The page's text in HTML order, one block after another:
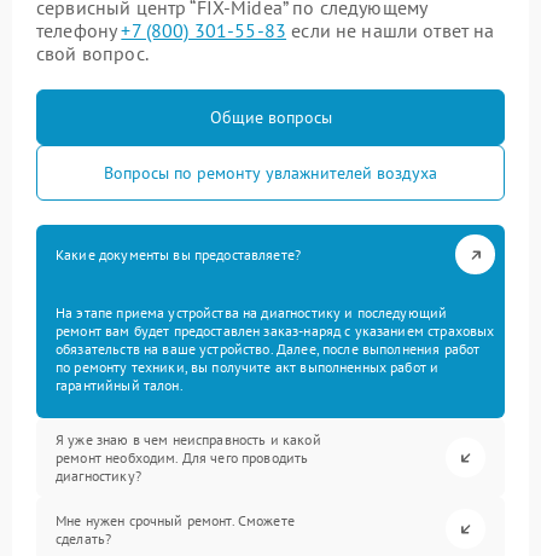
сервисный центр “FIX-Midea” по следующему
телефону+7 (800) 301-55-83 если не нашли ответ на
свой вопрос.
Общие вопросы
Вопросы по ремонту увлажнителей воздуха
Какие документы вы предоставляете?
На этапе приема устройства на диагностику и последующий
ремонт вам будет предоставлен заказ-наряд с указанием страховых
обязательств на ваше устройство. Далее, после выполнения работ
по ремонту техники, вы получите акт выполненных работ и
гарантийный талон.
Я уже знаю в чем неисправность и какой
ремонт необходим. Для чего проводить
диагностику?
Мне нужен срочный ремонт. Сможете
сделать?